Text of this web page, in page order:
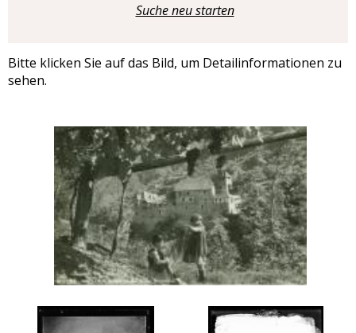
Suche neu starten
Bitte klicken Sie auf das Bild, um Detailinformationen zu
sehen.